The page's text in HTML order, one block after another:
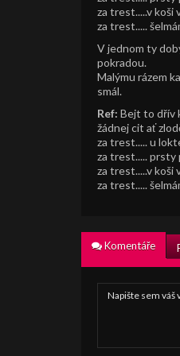
za trest.....v koši
za trest.....
V jednom ty
pokradou.
Malýmu rázem
smál.
Ref: Bejt to dřív
žádnej cit ať
za trest..... u
za trest..... prsty
za trest.....v koši
za trest.....
Komentáře